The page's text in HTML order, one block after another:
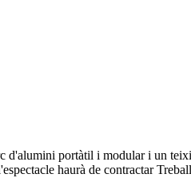
portàtil i modular i un
haurà de contractar